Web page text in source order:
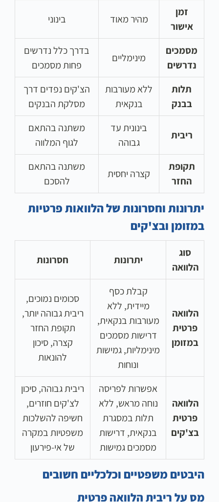
זמן
אישור
מהיר מאוד בינוני
מסמכים
נדרשים
מינימליים
בדרך כלל נדרשים
פחות מסמכים
תלות
בבנק
ללא מעורבות
בנקאית
הצ'קים נפדים דרך
מסלקת הבנקים
ריבית
בינונית עד
גבוהה
משתנה בהתאם
לגוף המלווה
תקופת
החזר
קצרה יחסית
משתנה בהתאם
להסכם
יתרונות וחסרונות של הלוואות פרטיות
במזומן ובצ'קים
סוג
הלוואה
יתרונות חסרונות
הלוואה
פרטית
במזומן
קבלת כסף
מיידית, ללא
מעורבות בנקאית,
דרישות מסמכים
מינימליות, גמישות
ונוחות
סכומים נמוכים,
ריבית גבוהה יותר,
תקופת החזר
קצרה, סיכון
להונאות
הלוואה
פרטית
בצ'קים
אפשרות לפריסה
נוחה מראש, ללא
תלות במסגרת
בנקאית, דרישות
מסמכים גמישות
ריבית גבוהה, סיכון
לצ'קים חוזרים,
חשיפה להשלכות
משפטיות במקרה
של אי-פירעון
היבטים משפטיים וכלכליים חשובים
מס על ריבית הלוואה פרטית